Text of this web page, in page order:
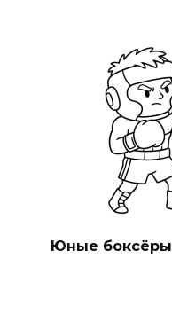
Юные боксёры